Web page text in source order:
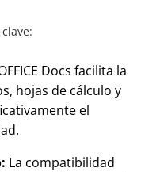
Docs facilita la
hojas de cálculo y
el
La compatibilidad